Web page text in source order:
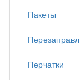
Пакеты
Перчатки